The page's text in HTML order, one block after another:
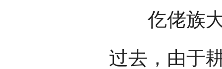
仡佬族大
过去，由于